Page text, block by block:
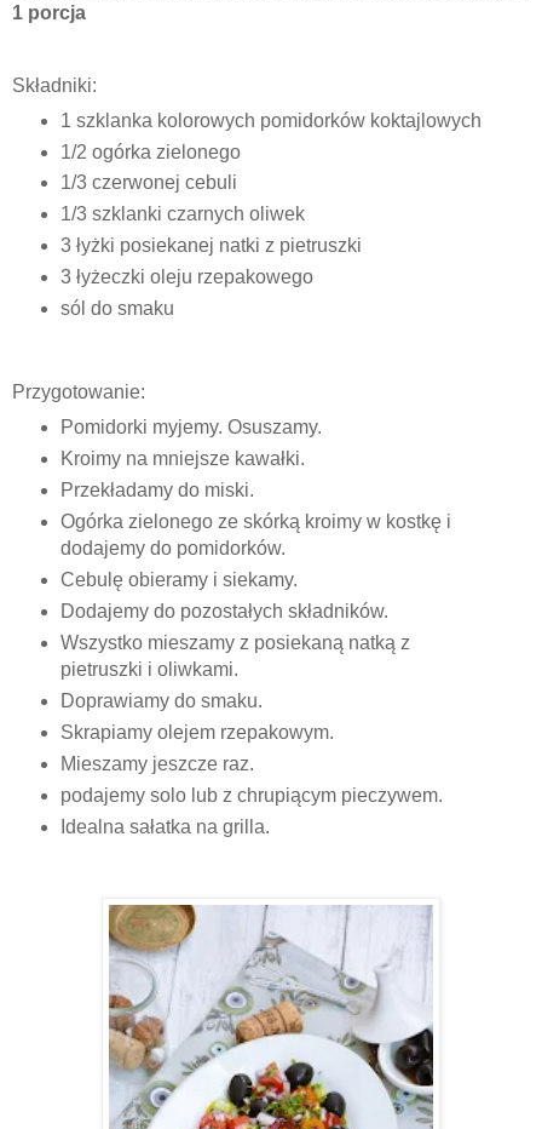
1 porcja
Składniki:
1 szklanka kolorowych pomidorków koktajlowych
1/2 ogórka zielonego
1/3 czerwonej cebuli
1/3 szklanki czarnych oliwek
3 łyżki posiekanej natki z pietruszki
3 łyżeczki oleju rzepakowego
sól do smaku
Przygotowanie:
Pomidorki myjemy. Osuszamy.
Kroimy na mniejsze kawałki.
Przekładamy do miski.
Ogórka zielonego ze skórką kroimy w kostkę i
dodajemy do pomidorków.
Cebulę obieramy i siekamy.
Dodajemy do pozostałych składników.
Wszystko mieszamy z posiekaną natką z
pietruszki i oliwkami.
Doprawiamy do smaku.
Skrapiamy olejem rzepakowym.
Mieszamy jeszcze raz.
podajemy solo lub z chrupiącym pieczywem.
Idealna sałatka na grilla.